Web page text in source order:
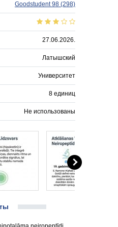
Goodstudent 98 (298)
27.06.2026.
Латышский
Университет
8 единиц
Не использованы